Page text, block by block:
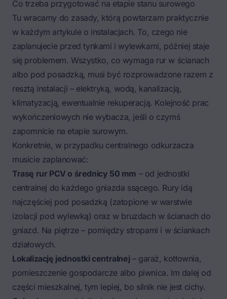
Co trzeba przygotować na etapie stanu surowego
Tu wracamy do zasady, którą powtarzam praktycznie
w każdym artykule o instalacjach. To, czego nie
zaplanujecie przed tynkami i wylewkami, później staje
się problemem. Wszystko, co wymaga rur w ścianach
albo pod posadzką, musi być rozprowadzone razem z
resztą instalacji – elektryką, wodą, kanalizacją,
klimatyzacją, ewentualnie rekuperacją. Kolejność prac
wykończeniowych nie wybacza, jeśli o czymś
zapomnicie na etapie surowym.
Konkretnie, w przypadku centralnego odkurzacza
musicie zaplanować:
Trasę rur PCV o średnicy 50 mm – od jednostki
centralnej do każdego gniazda ssącego. Rury idą
najczęściej pod posadzką (zatopione w warstwie
izolacji pod wylewką) oraz w bruzdach w ścianach do
gniazd. Na piętrze – pomiędzy stropami i w ściankach
działowych.
Lokalizację jednostki centralnej – garaż, kotłownia,
pomieszczenie gospodarcze albo piwnica. Im dalej od
części mieszkalnej, tym lepiej, bo silnik nie jest cichy.